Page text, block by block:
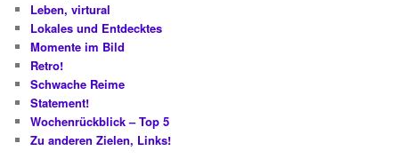
Leben, virtural
Lokales und Entdecktes
Momente im Bild
Retro!
Schwache Reime
Statement!
Wochenrückblick – Top 5
Zu anderen Zielen, Links!